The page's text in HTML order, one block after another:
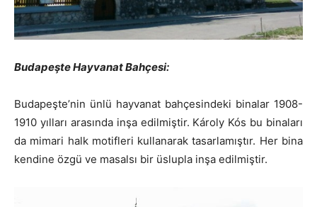
Budapeşte Hayvanat Bahçesi:
Budapeşte’nin ünlü hayvanat bahçesindeki binalar 1908-
1910 yılları arasında inşa edilmiştir. Károly Kós bu binaları
da mimari halk motifleri kullanarak tasarlamıştır. Her bina
kendine özgü ve masalsı bir üslupla inşa edilmiştir.